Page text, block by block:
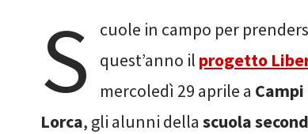
S
cuole in campo per
quest’anno il progetto
mercoledì 29 aprile a
Lorca, gli alunni della scuola